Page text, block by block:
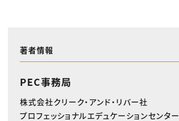
著者情報
PEC事務局
株式会社クリーク・アンド・リバー社
プロフェッショナルエデュケーションセンター